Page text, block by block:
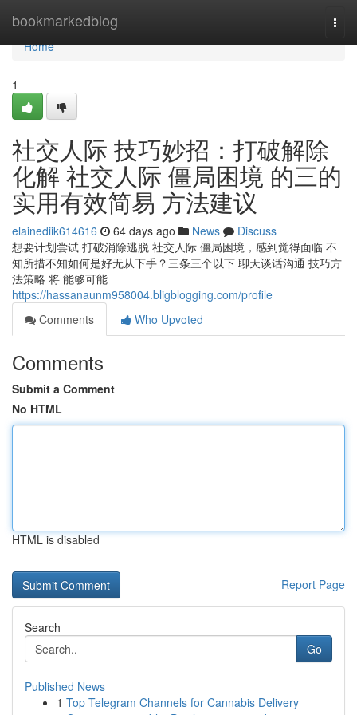
bookmarkedblog
Home
Home
1
社交人际 技巧妙招：打破解除
化解 社交人际 僵局困境 的三的
实用有效简易 方法建议
elainediik614616 64 days ago News
Discuss
想要计划尝试 打破消除逃脱 社交人际 僵局困境，感到觉得面临 不
知所措不知如何是好无从下手？三条三个以下 聊天谈话沟通 技巧方
法策略 将 能够可能
https://hassanaunm958004.bligblogging.com/profile
Comments
Who Upvoted
Comments
Submit a Comment
No HTML
HTML is disabled
Report Page
Search
Go
Published News
1 Top Telegram Channels for Cannabis Delivery